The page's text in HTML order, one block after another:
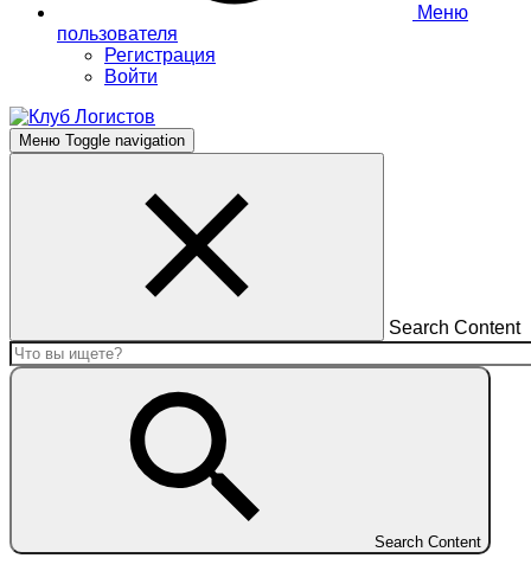
Меню
пользователя
Регистрация
Войти
Меню Toggle navigation
Search Content
Search Content